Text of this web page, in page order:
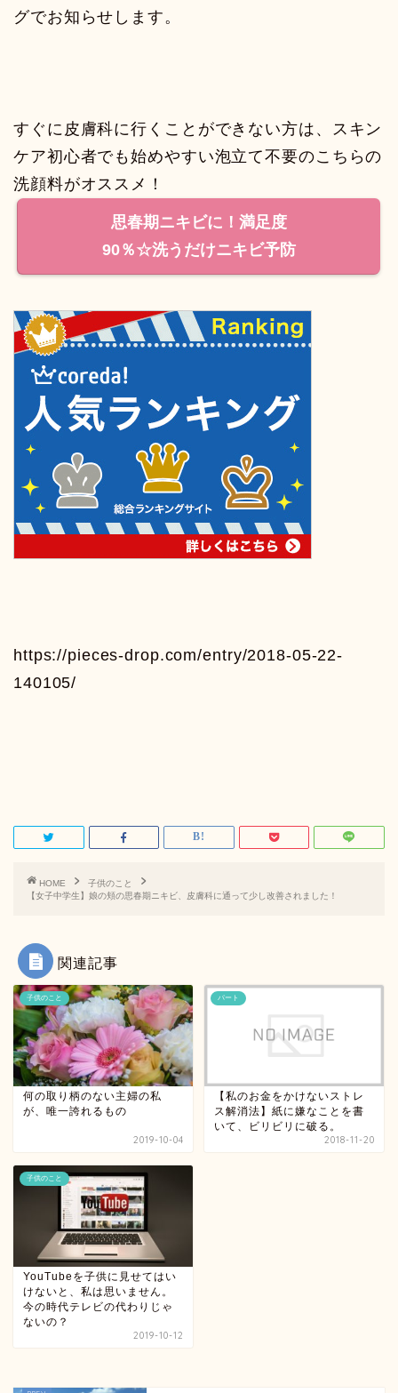
グでお知らせします。
すぐに皮膚科に行くことができない方は、スキン
ケア初心者でも始めやすい泡立て不要のこちらの
洗顔料がオススメ！
思春期ニキビに！満足度
90％☆洗うだけニキビ予防
https://pieces-drop.com/entry/2018-05-22-
140105/
HOME
子供のこと
【女子中学生】娘の頬の思春期ニキビ、皮膚科に通って少し改善されました！
関連記事
子供のこと
何の取り柄のない主婦の私
が、唯一誇れるもの
2019-10-04
パート
【私のお金をかけないストレ
ス解消法】紙に嫌なことを書
いて、ビリビリに破る。
2018-11-20
子供のこと
YouTubeを子供に見せてはい
けないと、私は思いません。
今の時代テレビの代わりじゃ
ないの？
2019-10-12